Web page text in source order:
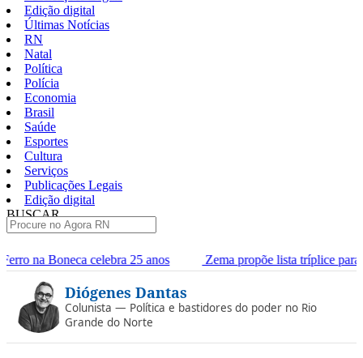
Edição digital
Últimas Notícias
RN
Natal
Política
Polícia
Economia
Brasil
Saúde
Esportes
Cultura
Serviços
Publicações Legais
Edição digital
BUSCAR
anos
Zema propõe lista tríplice para escolha dos ministros do
conteúdo
Diógenes Dantas
Colunista — Política e bastidores do poder no Rio
Grande do Norte